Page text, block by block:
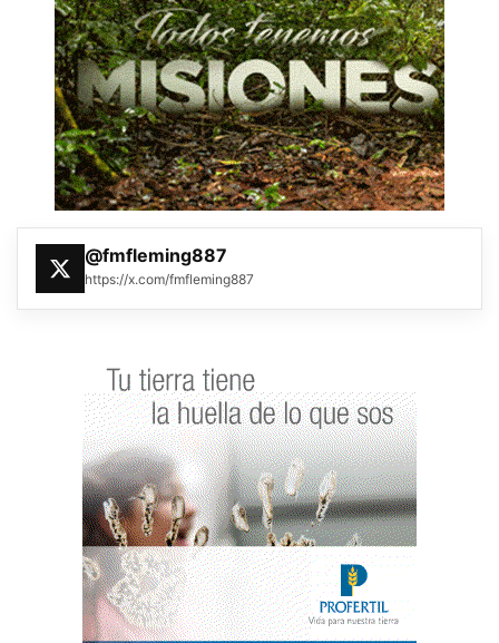
@fmfleming887
https://x.com/fmfleming887